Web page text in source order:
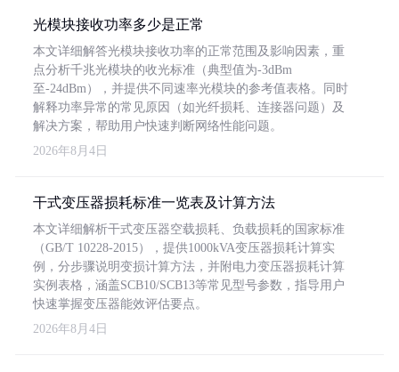
光模块接收功率多少是正常
本文详细解答光模块接收功率的正常范围及影响因素，重
点分析千兆光模块的收光标准（典型值为-3dBm
至-24dBm），并提供不同速率光模块的参考值表格。同时
解释功率异常的常见原因（如光纤损耗、连接器问题）及
解决方案，帮助用户快速判断网络性能问题。
2026年8月4日
干式变压器损耗标准一览表及计算方法
本文详细解析干式变压器空载损耗、负载损耗的国家标准
（GB/T 10228-2015），提供1000kVA变压器损耗计算实
例，分步骤说明变损计算方法，并附电力变压器损耗计算
实例表格，涵盖SCB10/SCB13等常见型号参数，指导用户
快速掌握变压器能效评估要点。
2026年8月4日